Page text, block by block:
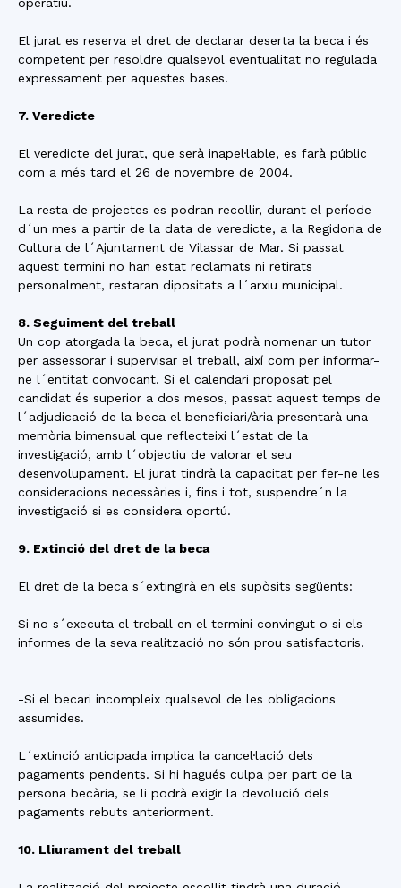
El jurat es reserva el dret de declarar deserta la beca i és
competent per resoldre qualsevol eventualitat no regulada
expressament per aquestes bases.
7. Veredicte
El veredicte del jurat, que serà inapel·lable, es farà públic
com a més tard el 26 de novembre de 2004.
La resta de projectes es podran recollir, durant el període
d´un mes a partir de la data de veredicte, a la Regidoria de
Cultura de l´Ajuntament de Vilassar de Mar. Si passat
aquest termini no han estat reclamats ni retirats
personalment, restaran dipositats a l´arxiu municipal.
8. Seguiment del treball
Un cop atorgada la beca, el jurat podrà nomenar un tutor
per assessorar i supervisar el treball, així com per informar-
ne l´entitat convocant. Si el calendari proposat pel
candidat és superior a dos mesos, passat aquest temps de
l´adjudicació de la beca el beneficiari/ària presentarà una
memòria bimensual que reflecteixi l´estat de la
investigació, amb l´objectiu de valorar el seu
desenvolupament. El jurat tindrà la capacitat per fer-ne les
consideracions necessàries i, fins i tot, suspendre´n la
investigació si es considera oportú.
9. Extinció del dret de la beca
El dret de la beca s´extingirà en els supòsits següents:
Si no s´executa el treball en el termini convingut o si els
informes de la seva realització no són prou satisfactoris.
-Si el becari incompleix qualsevol de les obligacions
assumides.
L´extinció anticipada implica la cancel·lació dels
pagaments pendents. Si hi hagués culpa per part de la
persona becària, se li podrà exigir la devolució dels
pagaments rebuts anteriorment.
10. Lliurament del treball